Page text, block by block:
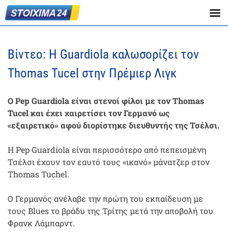
Βίντεο: Η Guardiola καλωσορίζει τον
Thomas Tucel στην Πρέμιερ Λιγκ
Ο Pep Guardiola είναι στενοί φίλοι με τον Thomas
Tucel και έχει χαιρετίσει τον Γερμανό ως
«εξαιρετικό» αφού διορίστηκε διευθυντής της Τσέλσι.
Η Pep Guardiola είναι περισσότερο από πεπεισμένη
Τσέλσι έχουν τον εαυτό τους «ικανό» μάνατζερ στον
Thomas Tuchel.
Ο Γερμανός ανέλαβε την πρώτη του εκπαίδευση με
τους Blues το βράδυ της Τρίτης μετά την αποβολή του
Φρανκ Λάμπαρντ.